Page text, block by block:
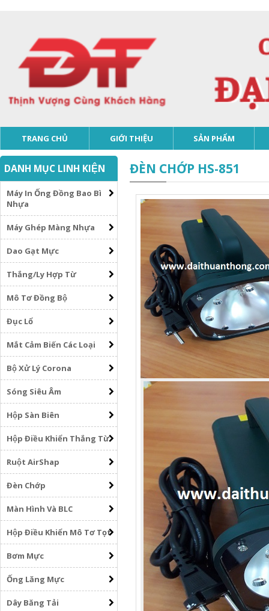
TRANG CHỦ GIỚI THIỆU SẢN PHẨM
DANH MỤC LINH KIỆN
Máy In Ống Đồng Bao Bì
Nhựa
Máy Ghép Màng Nhựa
Dao Gạt Mực
Thắng/Ly Hợp Từ
Mô Tơ Đồng Bộ
Đục Lổ
Mắt Cảm Biến Các Loại
Bộ Xử Lý Corona
Sóng Siêu Âm
Hộp Sàn Biên
Hộp Điều Khiển Thắng Từ
Ruột AirShap
Đèn Chớp
Màn Hình Và BLC
Hộp Điều Khiển Mô Tơ Tọt
Bơm Mực
Ống Lăng Mực
Dây Băng Tải
ĐÈN CHỚP HS-851